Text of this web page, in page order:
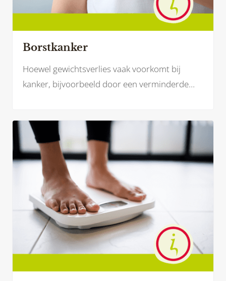
Borstkanker
Hoewel gewichtsverlies vaak voorkomt bij
kanker, bijvoorbeeld door een verminderde
medicatie – juist leiden tot gewichtstoename.